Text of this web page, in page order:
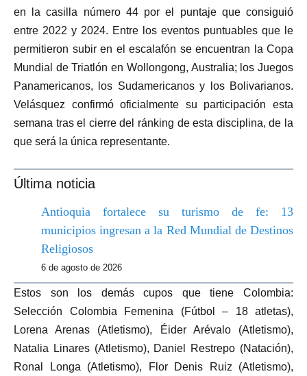
en la casilla número 44 por el puntaje que consiguió
entre 2022 y 2024. Entre los eventos puntuables que le
permitieron subir en el escalafón se encuentran la Copa
Mundial de Triatlón en Wollongong, Australia; los Juegos
Panamericanos, los Sudamericanos y los Bolivarianos.
Velásquez confirmó oficialmente su participación esta
semana tras el cierre del ránking de esta disciplina, de la
que será la única representante.
Última noticia
Antioquia fortalece su turismo de fe: 13
municipios ingresan a la Red Mundial de Destinos
Religiosos
6 de agosto de 2026
Estos son los demás cupos que tiene Colombia:
Selección Colombia Femenina (Fútbol – 18 atletas),
Lorena Arenas (Atletismo), Éider Arévalo (Atletismo),
Natalia Linares (Atletismo), Daniel Restrepo (Natación),
Ronal Longa (Atletismo), Flor Denis Ruiz (Atletismo),